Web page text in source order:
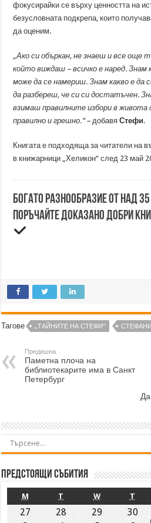
фокусирайки се върху ценността на
безусловната подкрепа, които
да оценим.
„Ако си объркан, не знаеш и все още
който виждаш – всичко е наред. Знам
може да се намериш. Знам какво е да
да разбереш, че си си достатъчен.
взимаш правилните избори в живота
правилно и греш­но.“ –добавяСтефи.
Книгата е подходяща за читатели на
в книжарници „Хеликон“ след 23 май
Богато разнообразие от над
Поръчайте доказано добри
Тагове „ТАЙНИТЕ НА СТЕФИ“
Предишна
Паметна плоча на
библиотекарите има в Санкт
Петербург
Предстоящи събития
M T W T
27 28 29 30